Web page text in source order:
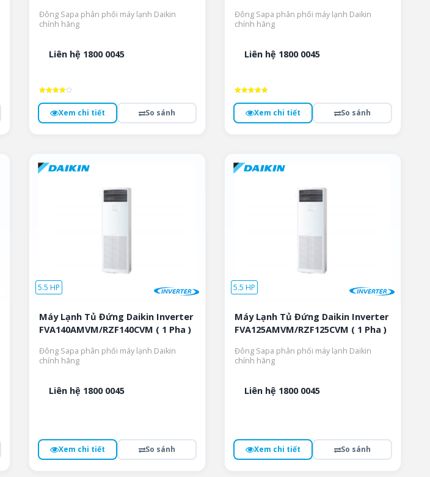
Đông Sapa phân phối máy lạnh Daikin
chính hãng
Liên hệ 1800 0045
hạng
4.3
5 saoXem chi tiết So sánh
Đông Sapa phân phối máy lạnh Daikin
chính hãng
Liên hệ 1800 0045
hạng
4.9
5 saoXem chi tiết So sánh
5.5 HP
Máy Lạnh Tủ Đứng Daikin Inverter
FVA140AMVM/RZF140CVM ( 1 Pha )
Đông Sapa phân phối máy lạnh Daikin
chính hãng
Liên hệ 1800 0045
Xem chi tiết So sánh
5.5 HP
Máy Lạnh Tủ Đứng Daikin Inverter
FVA125AMVM/RZF125CVM ( 1 Pha )
Đông Sapa phân phối máy lạnh Daikin
chính hãng
Liên hệ 1800 0045
Xem chi tiết So sánh